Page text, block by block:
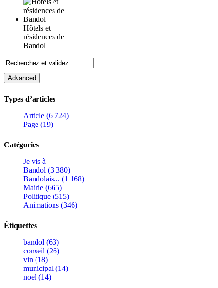
Hôtels et
résidences de
Bandol
Types d’articles
Article (6 724)
Page (19)
Catégories
Je vis à
Bandol (3 380)
Bandolais... (1 168)
Mairie (665)
Politique (515)
Animations (346)
Étiquettes
bandol (63)
conseil (26)
vin (18)
municipal (14)
noel (14)